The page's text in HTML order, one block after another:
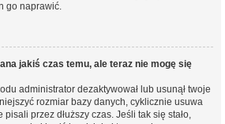
go naprawić.
jakiś czas temu, ale teraz nie mogę się
administrator dezaktywował lub usunął twoje
rozmiar bazy danych, cyklicznie usuwa
przez dłuższy czas. Jeśli tak się stało,